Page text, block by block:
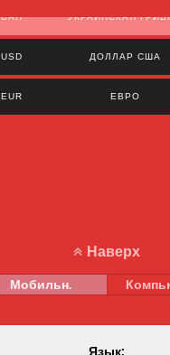
UAH УКРАИНСКАЯ
USD ДОЛЛАР США
EUR ЕВРО
Наверх
Мобильн.
Язык: